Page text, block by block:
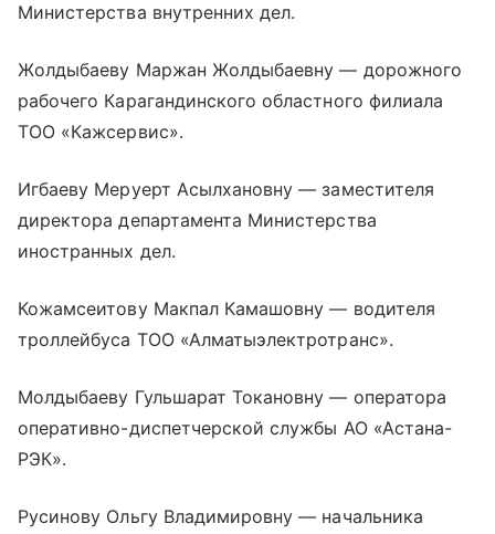
Министерства внутренних дел.
Жолдыбаеву Маржан Жолдыбаевну — дорожного
рабочего Карагандинского областного филиала
ТОО «Кажсервис».
Игбаеву Меруерт Асылхановну — заместителя
директора департамента Министерства
иностранных дел.
Кожамсеитову Макпал Камашовну — водителя
троллейбуса ТОО «Алматыэлектротранс».
Молдыбаеву Гульшарат Токановну — оператора
оперативно-диспетчерской службы АО «Астана-
РЭК».
Русинову Ольгу Владимировну — начальника